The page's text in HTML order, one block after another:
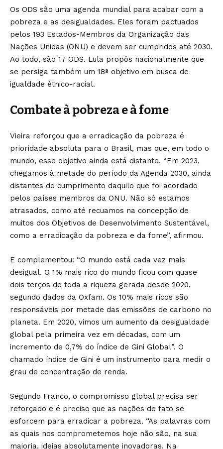
Os ODS são uma agenda mundial para acabar com a
pobreza e as desigualdades. Eles foram pactuados
pelos 193 Estados-Membros da Organização das
Nações Unidas (ONU) e devem ser cumpridos até 2030.
Ao todo, são 17 ODS. Lula propôs nacionalmente que
se persiga também um 18ª objetivo em busca de
igualdade étnico-racial.
Combate à pobreza e à fome
Vieira reforçou que a erradicação da pobreza é
prioridade absoluta para o Brasil, mas que, em todo o
mundo, esse objetivo ainda está distante. “Em 2023,
chegamos à metade do período da Agenda 2030, ainda
distantes do cumprimento daquilo que foi acordado
pelos países membros da ONU. Não só estamos
atrasados, como até recuamos na concepção de
muitos dos Objetivos de Desenvolvimento Sustentável,
como a erradicação da pobreza e da fome”, afirmou.
E complementou: “O mundo está cada vez mais
desigual. O 1% mais rico do mundo ficou com quase
dois terços de toda a riqueza gerada desde 2020,
segundo dados da Oxfam. Os 10% mais ricos são
responsáveis por metade das emissões de carbono no
planeta. Em 2020, vimos um aumento da desigualdade
global pela primeira vez em décadas, com um
incremento de 0,7% do índice de Gini Global”. O
chamado índice de Gini é um instrumento para medir o
grau de concentração de renda.
Segundo Franco, o compromisso global precisa ser
reforçado e é preciso que as nações de fato se
esforcem para erradicar a pobreza. “As palavras com
as quais nos comprometemos hoje não são, na sua
maioria, ideias absolutamente inovadoras. Na